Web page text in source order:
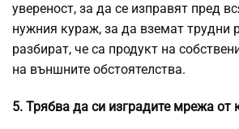
увереност, за да се изправят пред
нужния кураж, за да вземат трудни
разбират, че са продукт на
на външните обстоятелства.
5. Трябва да си изградите мрежа от